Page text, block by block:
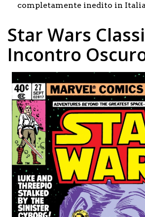
completamente inedito in
Star Wars
Incontro